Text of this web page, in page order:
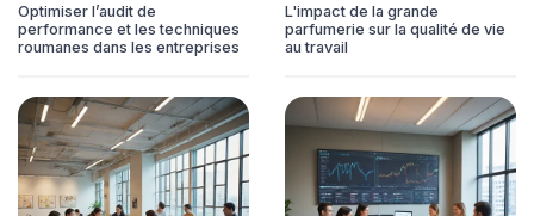
Optimiser l’audit de
performance et les techniques
roumanes dans les entreprises
L'impact de la grande
parfumerie sur la qualité de vie
au travail